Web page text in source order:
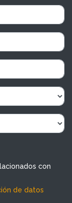
con
de datos